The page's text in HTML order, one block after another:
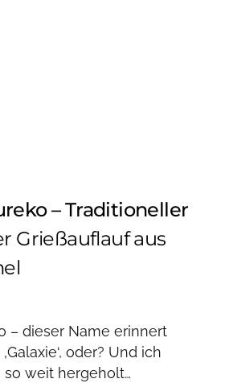
– Traditioneller
Grießauflauf aus
– dieser Name erinnert
oder? Und ich
so weit hergeholt…